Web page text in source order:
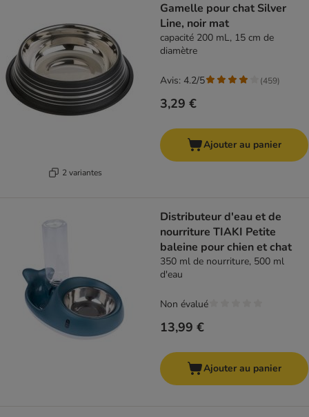
2 variantes
Gamelle pour chat Silver
Line, noir mat
capacité 200 mL, 15 cm de
diamètre
3,29 €
Avis: 4.2/5 (459)
Ajouter au panier
Distributeur d'eau et de
nourriture TIAKI Petite
baleine pour chien et chat
350 ml de nourriture, 500 ml
d'eau
13,99 €
Non évalué
Ajouter au panier